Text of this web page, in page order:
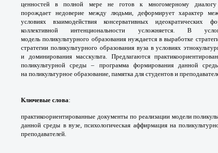
ценностей в полной мере не готов к многомерному
порождает недоверие между людьми, деформируетхарактер
условиях взаимодействияконсервативных идеократических
коллективнойинтенциональности усложняется. В
модельполикультурного образования нуждается ввыработке
стратегии поликультурного образования вуза в условиях
и доминирования масскульта. Предлагаются
поликультурной среды – программа формирования данной
на поликультурное образование, памятка для студентов и
Ключевые слова:
практикоориентированные документы по реализации модели
данной среды в вузе, психологическая аффирмация на
преподавателей.